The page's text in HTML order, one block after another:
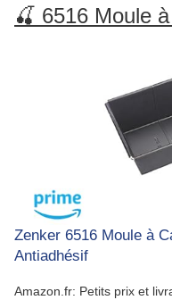
🍒 6516 Moule
Zenker 6516 Moule à
Antiadhésif
Amazon.fr: Petits prix et